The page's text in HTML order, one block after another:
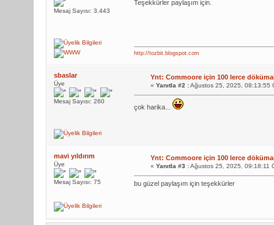
Mesaj Sayısı: 3.443
Teşekkürler paylaşım için.
http://tozbit.blogspot.com
sbaslar
Üye
Mesaj Sayısı: 260
Ynt: Commoore için 100 lerce
« Yanıtla #2 :Ağustos 25, 2025, 08:13:55
çok harika...
mavi yıldırım
Üye
Mesaj Sayısı: 75
Ynt: Commoore için 100 lerce
« Yanıtla #3 :Ağustos 25, 2025, 09:18:11
bu güzel paylaşım için teşekkürler